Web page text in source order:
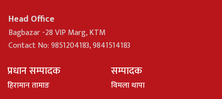
Head Office
Bagbazar -28 VIP Marg, KTM
Contact No: 9851204183, 9841514183
प्रधान सम्पादक
हिरामान तामाङ
सम्पादक
विमला थापा